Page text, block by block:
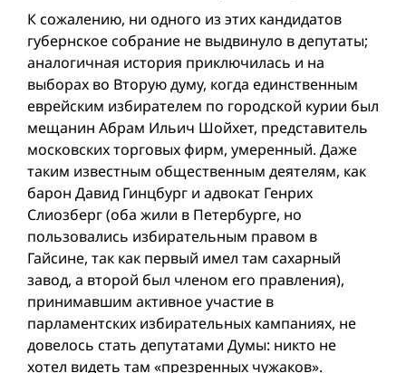
К сожалению, ни одного из этих кандидатов
губернское собрание не выдвинуло в депутаты;
аналогичная история приключилась и на
выборах во Вторую думу, когда единственным
еврейским избирателем по городской курии был
мещанин Абрам Ильич Шойхет, представитель
московских торговых фирм, умеренный. Даже
таким известным общественным деятелям, как
барон Давид Гинцбург и адвокат Генрих
Слиозберг (оба жили в Петербурге, но
пользовались избирательным правом в
Гайсине, так как первый имел там сахарный
завод, а второй был членом его правления),
принимавшим активное участие в
парламентских избирательных кaмпаниях, не
довелось стать депутатами Думы: никто не
хотел видеть там «презренных чужаков».